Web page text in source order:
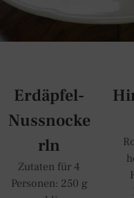
Erdäpfel-
Nussnocke
rln
Zutaten für 4
Personen: 250 g